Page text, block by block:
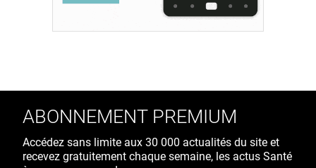
ABONNEMENT PREMIUM
Accédez sans limite aux 30 000 actualités du site et
recevez gratuitement chaque semaine, les actus Santé